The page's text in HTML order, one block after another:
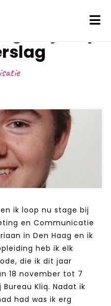
bij Kliq:
ik loop nu stage bij
en Communicatie
in Den Haag en ik
heb ik elk
die ik dit jaar
18 november tot 7
Kliq. Nadat ik
had was ik erg